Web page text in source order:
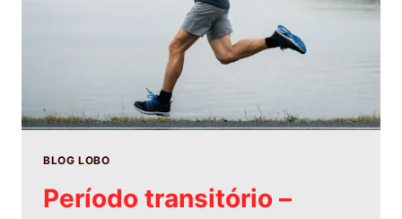
BLOG LOBO
Período transitório –